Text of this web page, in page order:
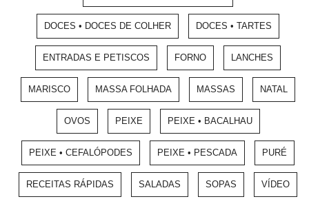
DOCES • DOCES DE COLHER DOCES • TARTES
ENTRADAS E PETISCOS FORNO LANCHES
MARISCO MASSA FOLHADA MASSAS NATAL
OVOS PEIXE PEIXE • BACALHAU
PEIXE • CEFALÓPODES PEIXE • PESCADA PURÉ
RECEITAS RÁPIDAS SALADAS SOPAS VÍDEO